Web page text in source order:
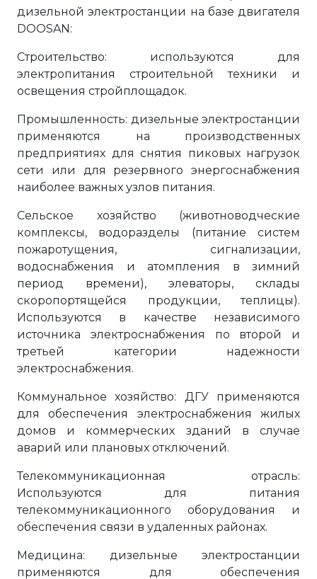
дизельной электростанции на базе двигателя
DOOSAN:
Строительство: используются для
электропитания строительной техники и
освещения стройплощадок.
Промышленность: дизельные электростанции
применяются на производственных
предприятиях для снятия пиковых нагрузок
сети или для резервного энергоснабжения
наиболее важных узлов питания.
Сельское хозяйство (животноводческие
комплексы, водоразделы (питание систем
пожаротущения, сигнализации,
водоснабжения и атомпления в зимний
период времени), элеваторы, склады
скоропортящейся продукции, теплицы).
Используются в качестве независимого
источника электроснабжения по второй и
третьей категории надежности
электроснабжения.
Коммунальное хозяйство: ДГУ применяются
для обеспечения электроснабжения жилых
домов и коммерческих зданий в случае
аварий или плановых отключений.
Телекоммуникационная отрасль:
Используются для питания
телекоммуникационного оборудования и
обеспечения связи в удаленных районах.
Медицина: дизельные электростанции
применяются для обеспечения